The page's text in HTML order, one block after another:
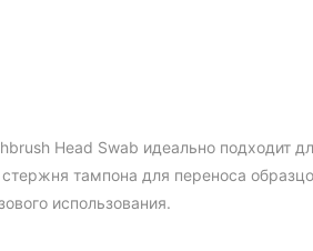
ротоглотки. Он
совершенна, а
образца просто нажмите на
Head Swab идеально
стержня тампона для переноса
использования.